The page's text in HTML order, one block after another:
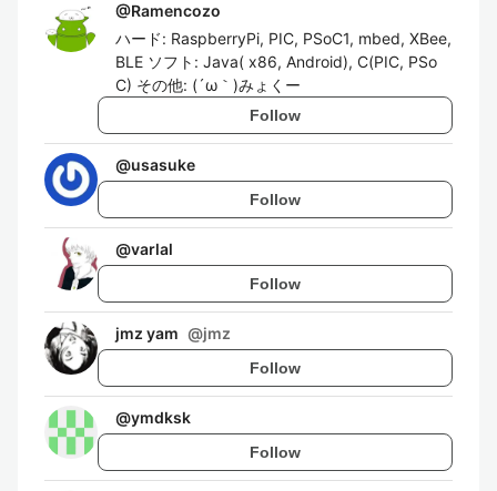
@Ramencozo
ハード: RaspberryPi, PIC, PSoC1, mbed, XBee,
BLE ソフト: Java( x86, Android), C(PIC, PSo
C) その他: (´ω｀)みょくー
Follow
@usasuke
Follow
@varlal
Follow
jmz yam @jmz
Follow
@ymdksk
Follow